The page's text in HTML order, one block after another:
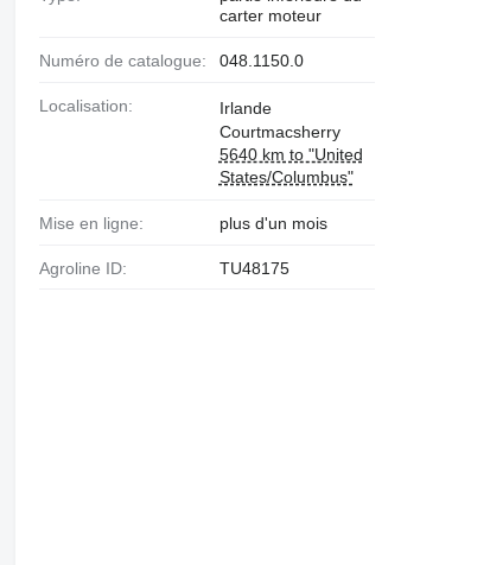
carter moteur
Numéro de catalogue: 048.1150.0
Localisation:
Irlande
Courtmacsherry
5640 km to "United
States/Columbus"
Mise en ligne: plus d'un mois
Agroline ID: TU48175